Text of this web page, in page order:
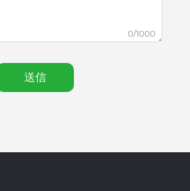
0/1000
送信